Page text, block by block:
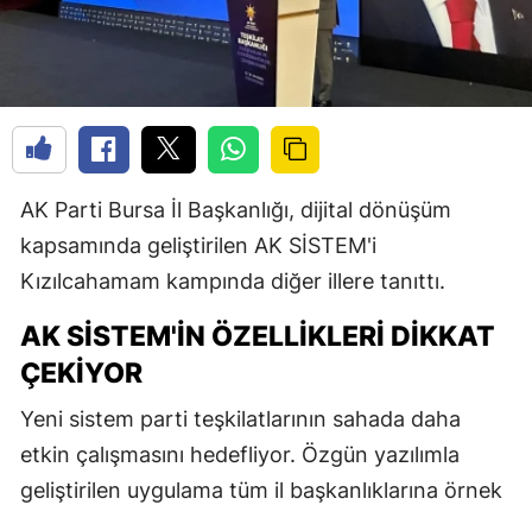
AK Parti Bursa İl Başkanlığı, dijital dönüşüm
kapsamında geliştirilen AK SİSTEM'i
Kızılcahamam kampında diğer illere tanıttı.
AK SİSTEM'IN ÖZELLIKLERI DIKKAT
ÇEKIYOR
Yeni sistem parti teşkilatlarının sahada daha
etkin çalışmasını hedefliyor. Özgün yazılımla
geliştirilen uygulama tüm il başkanlıklarına örnek